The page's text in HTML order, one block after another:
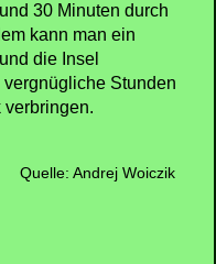
30 Minuten durch
kann man ein
die Insel
Stunden
verbringen.
Quelle: Andrej Woiczik